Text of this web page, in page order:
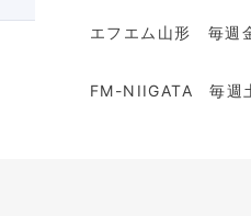
エフエム山形 毎
FM-NIIGATA 毎週